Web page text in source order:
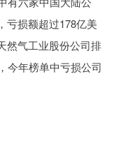
亏损额超过178亿美
然气工业股份公司排
今年榜单中亏损公司